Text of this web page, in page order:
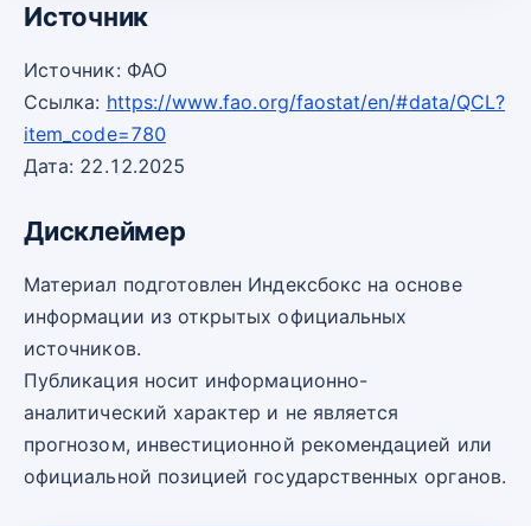
Источник
Источник: ФАО
Ссылка: https://www.fao.org/faostat/en/#data/QCL?
item_code=780
Дата: 22.12.2025
Дисклеймер
Материал подготовлен Индексбокс на основе
информации из открытых официальных
источников.
Публикация носит информационно-
аналитический характер и не является
прогнозом, инвестиционной рекомендацией или
официальной позицией государственных органов.